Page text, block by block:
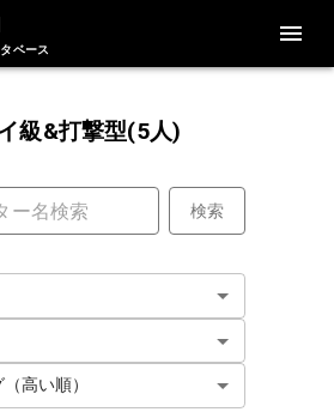
ベース
級&打撃型(5人)
検索
高い順）